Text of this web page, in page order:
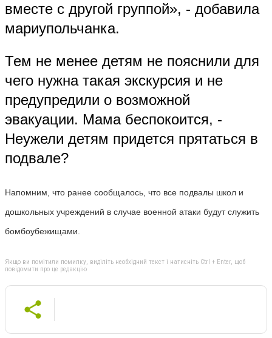
вместе с другой группой», - добавила
мариупольчанка.
Тем не менее детям не пояснили для
чего нужна такая экскурсия и не
предупредили о возможной
эвакуации. Мама беспокоится, -
Неужели детям придется прятаться в
подвале?
Напомним, что ранее сообщалось, что все подвалы школ и
дошкольных учреждений в случае военной атаки будут служить
бомбоубежищами.
Якщо ви помітили помилку, виділіть необхідний текст і натисніть Ctrl + Enter, щоб
повідомити про це редакцію